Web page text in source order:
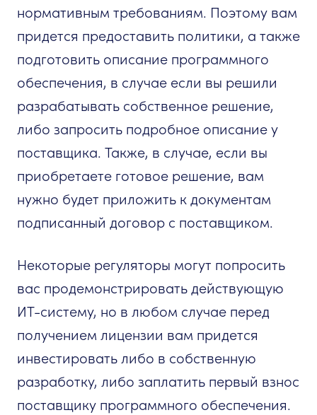
нормативным требованиям. Поэтому вам
придется предоставить политики, а также
подготовить описание программного
обеспечения, в случае если вы решили
разрабатывать собственное решение,
либо запросить подробное описание у
поставщика. Также, в случае, если вы
приобретаете готовое решение, вам
нужно будет приложить к документам
подписанный договор с поставщиком.
Некоторые регуляторы могут попросить
вас продемонстрировать действующую
ИТ-систему, но в любом случае перед
получением лицензии вам придется
инвестировать либо в собственную
разработку, либо заплатить первый взнос
поставщику программного обеспечения.